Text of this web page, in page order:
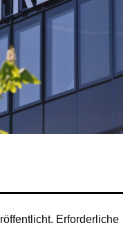
Erforderliche